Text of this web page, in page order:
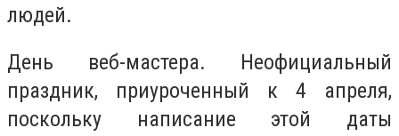
людей.
День веб-мастера. Неофициальный
праздник, приуроченный к 4 апреля,
поскольку написание этой даты